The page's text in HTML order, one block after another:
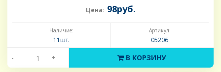
Цена: 98руб.
Наличие:
11шт.
Артикул:
05206
- + В КОРЗИНУ